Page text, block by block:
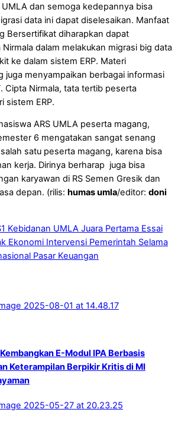
UMLA dan semoga kedepannya bisa
data ini dapat diselesaikan. Manfaat
Bersertifikat diharapkan dapat
dalam melakukan migrasi big data
ke dalam sistem ERP. Materi
juga menyampaikan berbagai informasi
Cipta Nirmala, tata tertib peserta
sistem ERP.
ARS UMLA peserta magang,
6 mengatakan sangat senang
satu peserta magang, karena bisa
kerja. Dirinya berharap juga bisa
karyawan di RS Semen Gresik dan
depan. (rilis: humas umla/editor: doni
Kebidanan UMLA Juara Pertama Essai
Ekonomi Intervensi Pemerintah Selama
Pasar Keuangan
E-Modul IPA Berbasis
Keterampilan Berpikir Kritis di MI